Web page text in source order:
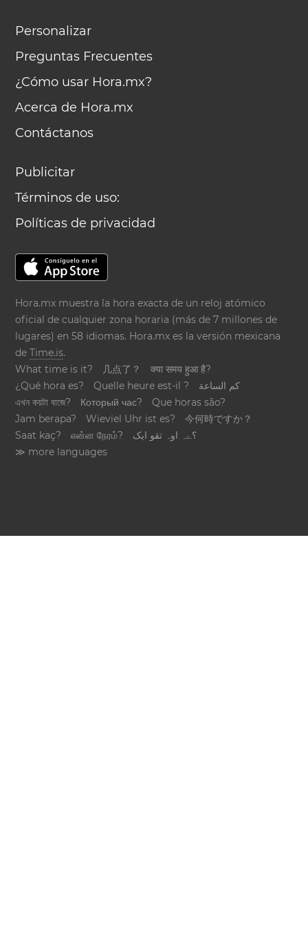
Personalizar
Preguntas Frecuentes
¿Cómo usar Hora.mx?
Acerca de Hora.mx
Contáctanos
Publicitar
Términos de uso:
Políticas de privacidad
Hora.mx muestra la hora exacta de un reloj atómico
oficial de cualquier zona horaria (más de 7 millones de
lugares) en 58 idiomas. Hora.mx es la versión mexicana
deTime.is.
What time is it?
几点了？
क्या समय हुआ है?
¿Qué hora es?
Quelle heure est-il ?
كم الساعة
এখন কয়টা বাজে?
Который час?
Que horas são?
Jam berapa?
Wieviel Uhr ist es?
今何時ですか？
Saat kaç?
என்ன நேரம்?
؟ےہ اوہ تقو ایک
≫ more languages